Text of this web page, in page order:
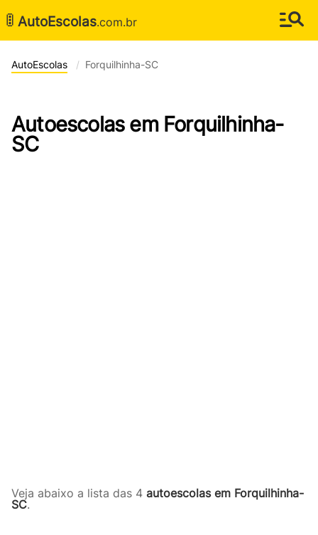
🚦 AutoEscolas.com.br
AutoEscolas Forquilhinha-SC
Autoescolas em Forquilhinha-
SC
Veja abaixo a lista das 4 autoescolas em Forquilhinha-
SC.